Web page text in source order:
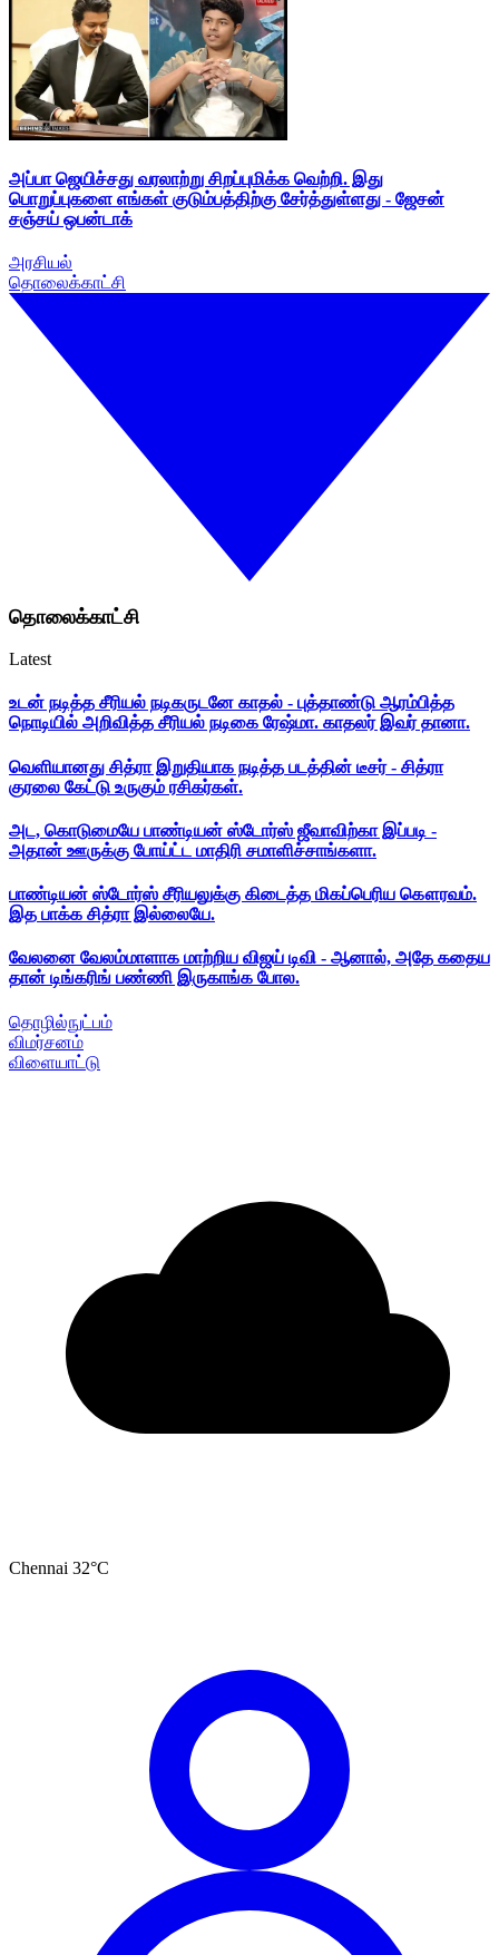
அப்பா ஜெயிச்சது வரலாற்று சிறப்புமிக்க வெற்றி. இது
பொறுப்புகளை எங்கள் குடும்பத்திற்கு சேர்த்துள்ளது - ஜேசன்
சஞ்சய் ஒபன்டாக்
அரசியல்
தொலைக்காட்சி
தொலைக்காட்சி
Latest
உடன் நடித்த சீரியல் நடிகருடனே காதல் - புத்தாண்டு ஆரம்பித்த
நொடியில் அறிவித்த சீரியல் நடிகை ரேஷ்மா. காதலர் இவர் தானா.
வெளியானது சித்ரா இறுதியாக நடித்த படத்தின் டீசர் - சித்ரா
குரலை கேட்டு உருகும் ரசிகர்கள்.
அட, கொடுமையே பாண்டியன் ஸ்டோர்ஸ் ஜீவாவிற்கா இப்படி -
அதான் ஊருக்கு போய்ட்ட மாதிரி சமாளிச்சாங்களா.
பாண்டியன் ஸ்டோர்ஸ் சீரியலுக்கு கிடைத்த மிகப்பெரிய கௌரவம்.
இத பாக்க சித்ரா இல்லையே.
வேலனை வேலம்மாளாக மாற்றிய விஜய் டிவி - ஆனால், அதே கதைய
தான் டிங்கரிங் பண்ணி இருகாங்க போல.
தொழில்நுட்பம்
விமர்சனம்
விளையாட்டு
Chennai 32°C